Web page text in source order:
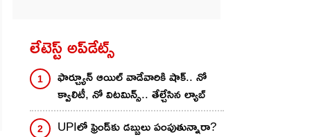
లేటెస్ట్ అప్‌డేట్స్
ఫార్చ్యూన్ ఆయిల్ వాడేవారికి షాక్.. నో
క్వాలిటీ, నో విటమిన్స్.. తేల్చేసిన ల్యాబ్
UPIలో ఫ్రెండ్‌కు డబ్బులు పంపుతున్నారా?